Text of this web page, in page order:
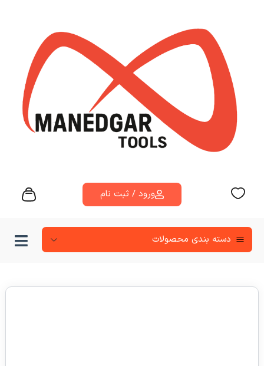
ورود / ثبت نام
دسته‌ بندی محصولات